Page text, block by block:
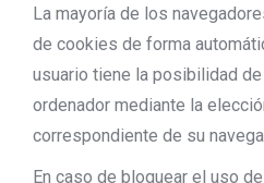
La mayoría de los
de cookies de forma
usuario tiene la posibilidad
ordenador mediante la
correspondiente de su
En caso de bloquear el uso